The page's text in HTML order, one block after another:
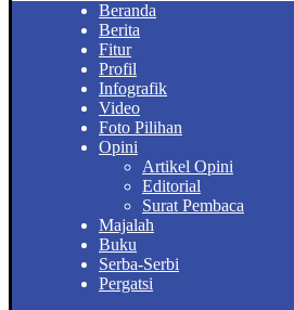
Beranda
Berita
Fitur
Profil
Infografik
Video
Foto Pilihan
Opini
Artikel Opini
Editorial
Surat Pembaca
Majalah
Buku
Serba-Serbi
Pergatsi